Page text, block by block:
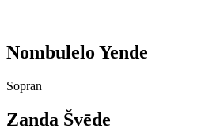
Nombulelo Yende
Sopran
Zanda Švēde